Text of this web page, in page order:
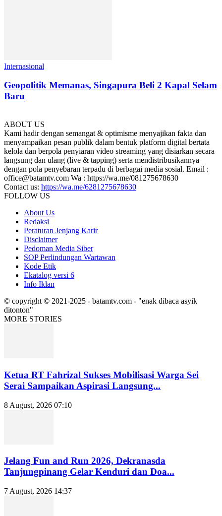
Internasional
Geopolitik Memanas, Singapura Beli 2 Kapal Selam
Baru
ABOUT US
Kami hadir dengan semangat & optimisme menyajikan fakta dan
menyampaikan pesan publik dalam bentuk platform digital bertata
kelola dan berpola penyiaran video streaming yang disiarkan secara
langsung dan ulang (live & tapping) serta mendistribusikannya
dengan pola penyebaran terpadu di berbagai media sosial. Email :
office@batamtv.com Wa : https://wa.me/081275678630
Contact us: https://wa.me/6281275678630
FOLLOW US
About Us
Redaksi
Peraturan Jenjang Karir
Disclaimer
Pedoman Media Siber
SOP Perlindungan Wartawan
Kode Etik
Ekatalog versi 6
Info Iklan
© copyright © 2021-2025 - batamtv.com - "enak dibaca asyik
ditonton"
MORE STORIES
Ketua RT Fahrizal Sukses Mobilisasi Warga Sei
Serai Sampaikan Aspirasi Langsung...
8 August, 2026 07:10
Jelang Fun and Run 2026, Dekranasda
Tanjungpinang Gelar Kenduri dan Doa...
7 August, 2026 14:37